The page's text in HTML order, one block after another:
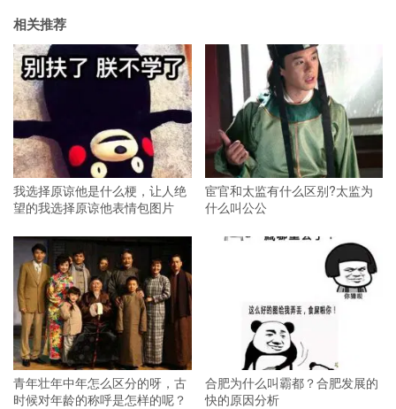
相关推荐
我选择原谅他是什么梗，让人绝
望的我选择原谅他表情包图片
宦官和太监有什么区别?太监为
什么叫公公
青年壮年中年怎么区分的呀，古
时候对年龄的称呼是怎样的呢？
合肥为什么叫霸都？合肥发展的
快的原因分析